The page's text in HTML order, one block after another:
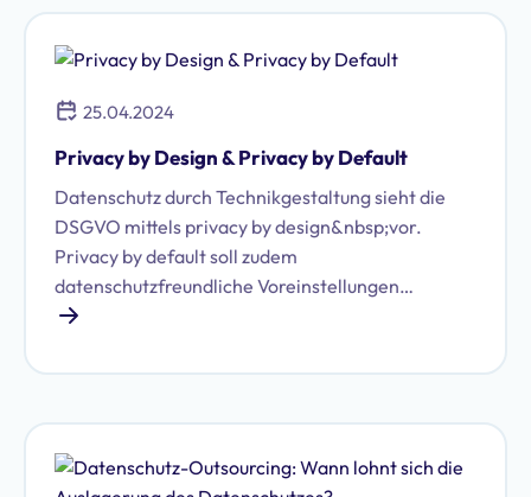
25.04.2024
Privacy by Design & Privacy by Default
Datenschutz durch Technikgestaltung sieht die
DSGVO mittels privacy by design&nbsp;vor.
Privacy by default soll zudem
datenschutzfreundliche Voreinstellungen
garantieren. In der Praxis funktioniert das nicht